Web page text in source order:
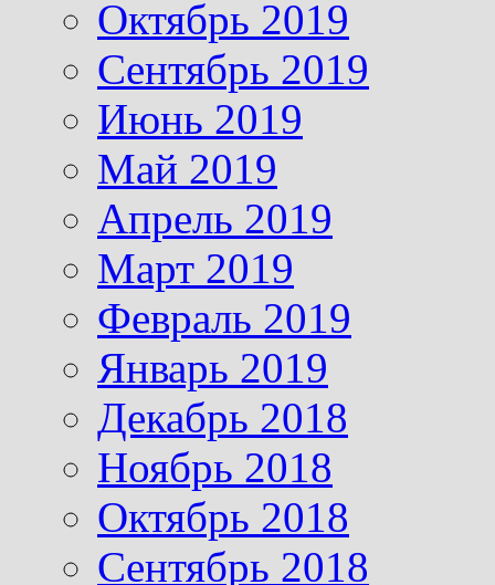
Октябрь 2019
Сентябрь 2019
Июнь 2019
Май 2019
Апрель 2019
Март 2019
Февраль 2019
Январь 2019
Декабрь 2018
Ноябрь 2018
Октябрь 2018
Сентябрь 2018